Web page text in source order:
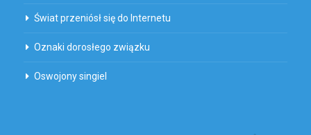
Świat przeniósł się do Internetu
Oznaki dorosłego związku
Oswojony singiel